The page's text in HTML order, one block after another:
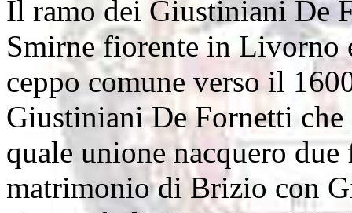
Il ramo dei Giustiniani De
Smirne fiorente in Livorno
ceppo comune verso il
Giustiniani De Fornetti
quale unione nacquero
matrimonio di Brizio con